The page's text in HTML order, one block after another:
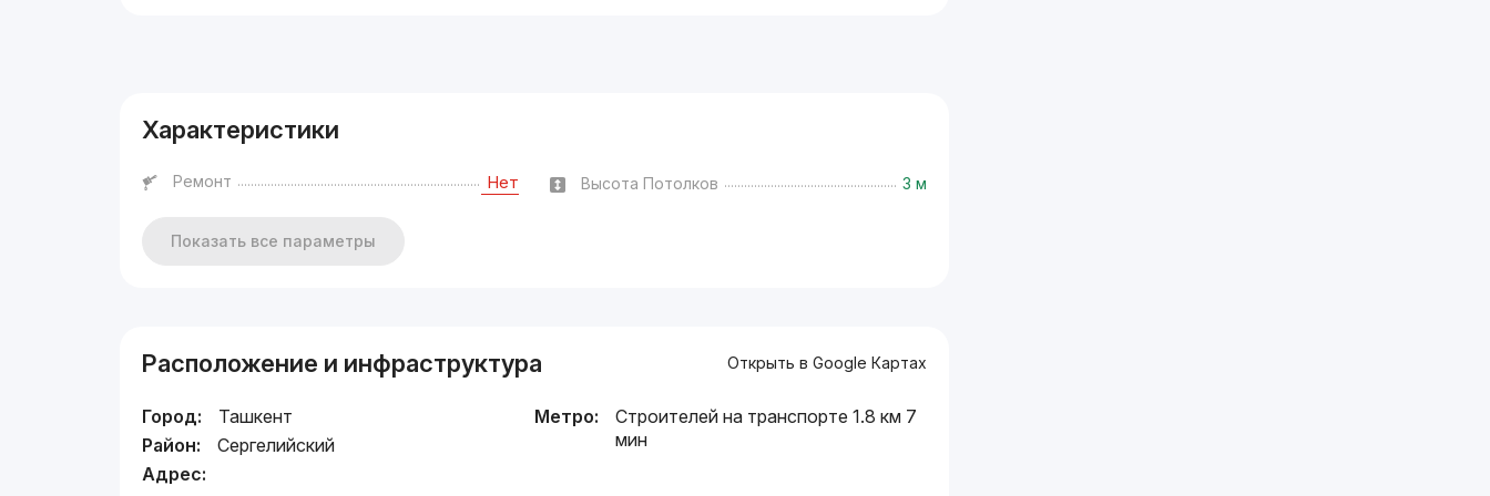
Характеристики
Ремонт Нет Высота Потолков 3 м
Показать все параметры
Расположение и инфраструктура Открыть в Google Картах
Город:
Ташкент
Район:
Сергелийский
Адрес:
Метро:
Строителей на транспорте 1.8 км 7
мин